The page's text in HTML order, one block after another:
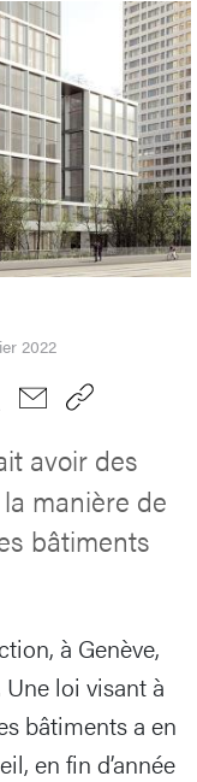
2022
avoir des
manière de
bâtiments
à Genève,
loi visant à
bâtiments a en
en fin d’année